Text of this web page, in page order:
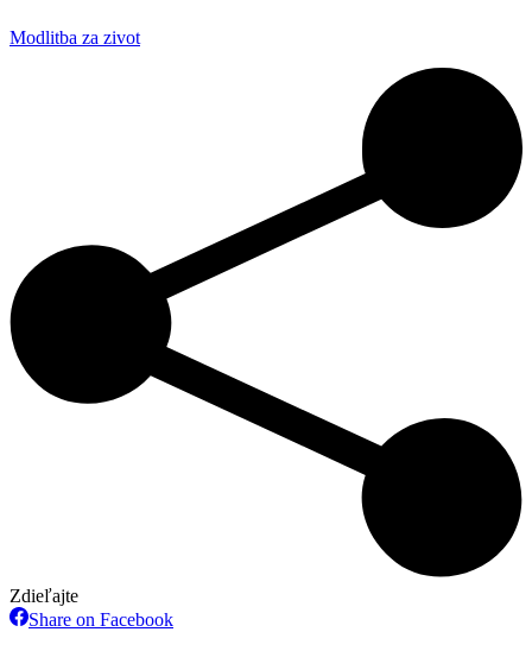
Modlitba za zivot
Zdieľajte
Share on FacebookShare